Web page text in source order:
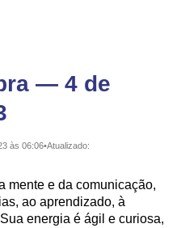
— 4 de
às 06:06•Atualizado:
mente e da comunicação,
ao aprendizado, à
energia é ágil e curiosa,